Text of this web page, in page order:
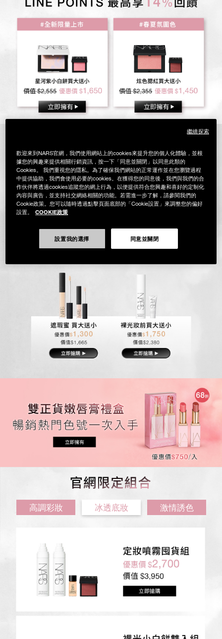
高調彩妝 冰透底妝 激情誘色
歡迎來到NARS官網，我們使用網站上的cookies來提升您的個人化體驗，並根
據您的興趣來提供相關行銷資訊，按一下「同意並關閉」以同意此類的
Cookies。 我們重視您的隱私。為了確保我們網站的正常運作並在您瀏覽過程
中提供協助，我們會使用必要的cookies。在獲得您的同意後，我們與我們的合
作伙伴將透過cookies追蹤您的網上行為，以便提供符合您興趣和喜好的定制化
內容與廣告，並支持社交網絡相關的功能。若需進一步了解，請參閱我們的
Cookie政策。您可以隨時透過點擊頁面底部的「Cookie設置」來調整您的偏好
設置。
COOKIE政策
設置我的選擇 同意並關閉
繼續探索